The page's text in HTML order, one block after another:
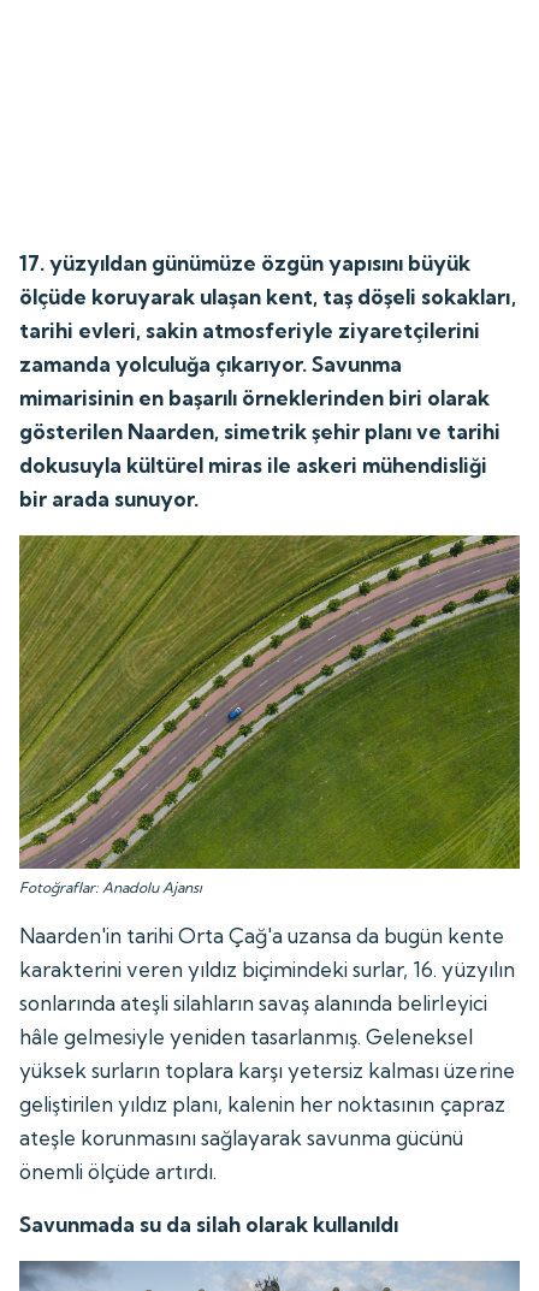
17. yüzyıldan günümüze özgün yapısını büyük
ölçüde koruyarak ulaşan kent, taş döşeli sokakları,
tarihi evleri, sakin atmosferiyle ziyaretçilerini
zamanda yolculuğa çıkarıyor. Savunma
mimarisinin en başarılı örneklerinden biri olarak
gösterilen Naarden, simetrik şehir planı ve tarihi
dokusuyla kültürel miras ile askeri mühendisliği
bir arada sunuyor.
Fotoğraflar: Anadolu Ajansı
Naarden'in tarihi Orta Çağ'a uzansa da bugün kente
karakterini veren yıldız biçimindeki surlar, 16. yüzyılın
sonlarında ateşli silahların savaş alanında belirleyici
hâle gelmesiyle yeniden tasarlanmış. Geleneksel
yüksek surların toplara karşı yetersiz kalması üzerine
geliştirilen yıldız planı, kalenin her noktasının çapraz
ateşle korunmasını sağlayarak savunma gücünü
önemli ölçüde artırdı.
Savunmada su da silah olarak kullanıldı